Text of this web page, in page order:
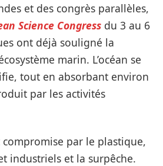
et des congrès parallèles,
Science Congress du 3 au 6
ont déjà souligné la
marin. L’océan se
tout en absorbant environ
par les activités
par le plastique,
industriels et la surpêche.